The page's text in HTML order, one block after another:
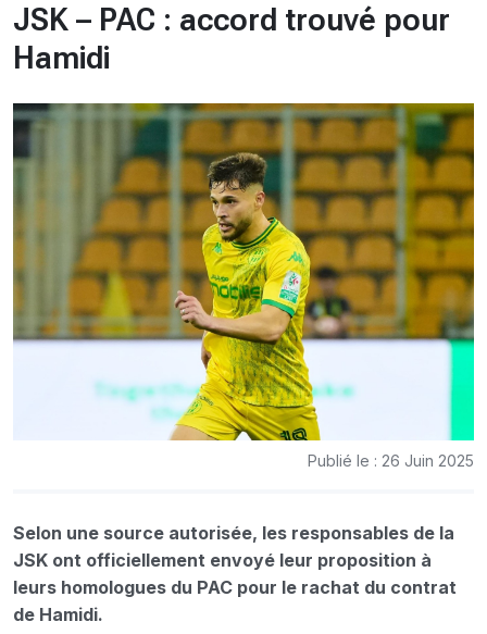
JSK – PAC : accord trouvé pour
Hamidi
Publié le : 26 Juin 2025
Selon une source autorisée, les responsables de la
JSK ont officiellement envoyé leur proposition à
leurs homologues du PAC pour le rachat du contrat
de Hamidi.